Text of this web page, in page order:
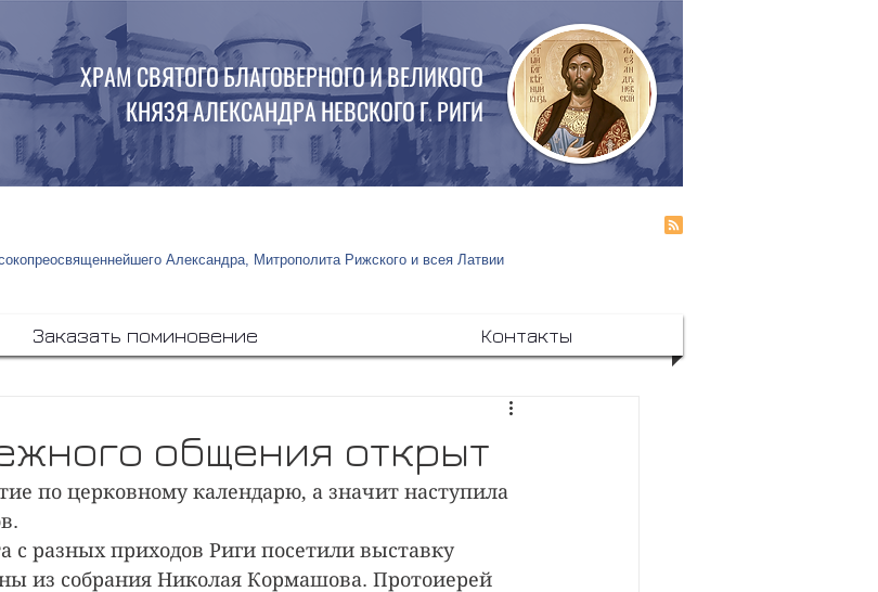
ХРАМ СВЯТОГО БЛАГОВЕРНОГО И ВЕЛИКОГО
КНЯЗЯ АЛЕКСАНДРА НЕВСКОГО Г. РИГИ
Александра, Митрополита Рижского и всея Латвии
общения открыт
по церковному календарю, а значит наступила
с разных приходов Риги посетили выставку
из собрания Николая Кормашова. Протоиерей
Заказать поминовение Контакты